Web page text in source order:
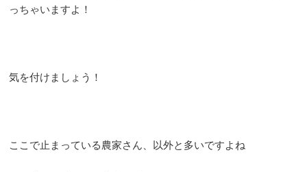
っちゃいますよ！
気を付けましょう！
ここで止まっている農家さん、以外と多いですよね